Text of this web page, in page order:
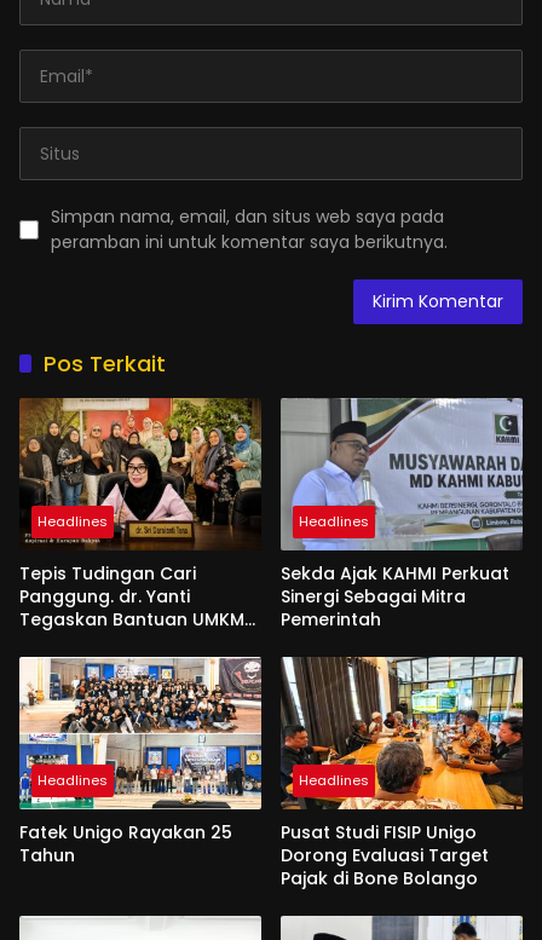
Simpan nama, email, dan situs web saya pada
peramban ini untuk komentar saya berikutnya.
Pos Terkait
Headlines
Tepis Tudingan Cari
Panggung. dr. Yanti
Tegaskan Bantuan UMKM
Rakyat
Headlines
Sekda Ajak KAHMI Perkuat
Sinergi Sebagai Mitra
Pemerintah
Headlines
Fatek Unigo Rayakan 25
Tahun
Headlines
Pusat Studi FISIP Unigo
Dorong Evaluasi Target
Pajak di Bone Bolango